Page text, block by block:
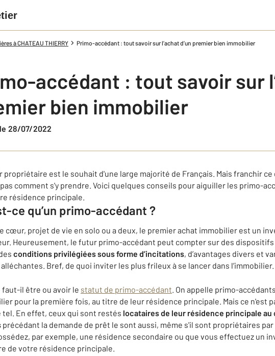
à CHATEAU THIERRY Primo-accédant : tout savoir sur l’achat d’un premier bien immobilier
accédant : tout savoir sur
bien immobilier
le 28/07/2022
propriétaire est le souhait d'une large majorité de Français. Mais franchir
comment s'y prendre. Voici quelques conseils pour aiguiller les primo-
résidence principale.
ce qu’un primo-accédant ?
cœur, projet de vie en solo ou a deux, le premier achat immobilier est un
Heureusement, le futur primo-accédant peut compter sur des
conditions privilégiées sous forme d’incitations, d’avantages divers et
alléchantes. Bref, de quoi inviter les plus frileux à se lancer dans l’immobilier.
faut-il être ou avoir le statut de primo-accédant. On appelle primo-
pour la première fois, au titre de leur résidence principale. Mais ce n'est
tel. En effet, ceux qui sont restés locataires de leur résidence principale
précédant la demande de prêt le sont aussi, même s'il sont propriétaires par
par exemple, une résidence secondaire ou que vous effectuez un
de votre résidence principale.